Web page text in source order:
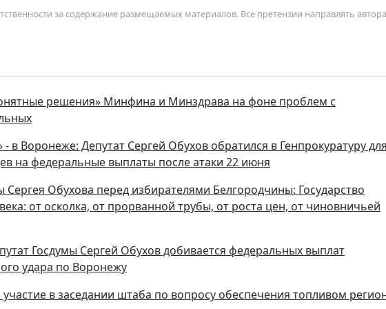
за содержание размещаемых материалов. Все претензии направлять
решения» Минфина и Минздрава на фоне проблем с
в Воронеже: Депутат Сергей Обухов обратился в Генпрокуратуру для
на федеральные выплаты после атаки 22 июня
Сергея Обухова перед избирателями Белгородчины: Государство
от осколка, от прорванной трубы, от роста цен, от чиновничьей
Госдумы Сергей Обухов добивается федеральных выплат
удара по Воронежу
в заседании штаба по вопросу обеспечения топливом